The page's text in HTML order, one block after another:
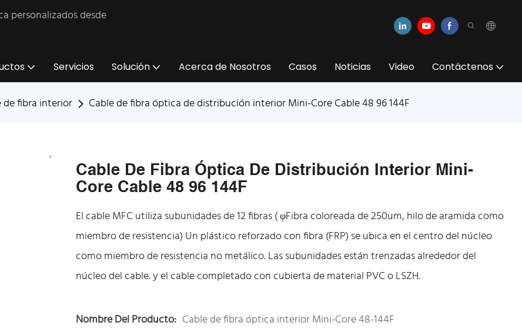
personalizados desde
Servicios Solución Acerca de Nosotros Casos Noticias Video Contáctenos
de fibra interior Cable de fibra óptica de distribución interior Mini-Core Cable 48 96 144F
Cable De Fibra Óptica De Distribución Interior Mini-
Core Cable 48 96 144F
El cable MFC utiliza subunidades de 12 fibras ( φFibra coloreada de 250um, hilo de aramida como
miembro de resistencia) Un plástico reforzado con fibra (FRP) se ubica en el centro del núcleo
como miembro de resistencia no metálico. Las subunidades están trenzadas alrededor del
núcleo del cable. y el cable completado con cubierta de material PVC o LSZH.
Nombre Del Producto: Cable de fibra óptica interior Mini-Core 48-144F